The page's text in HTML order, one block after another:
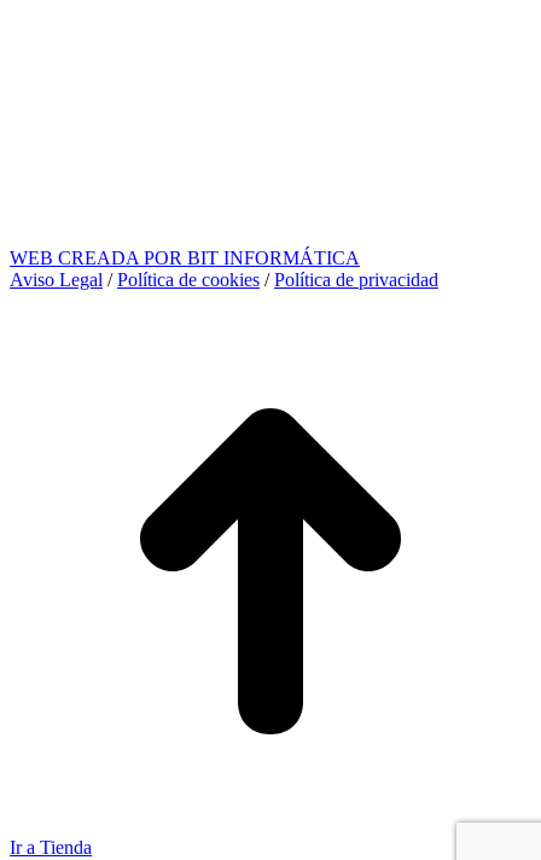
WEB CREADA POR BIT INFORMÁTICA
Aviso Legal /Política de cookies /Política de privacidad
Ir a Tienda